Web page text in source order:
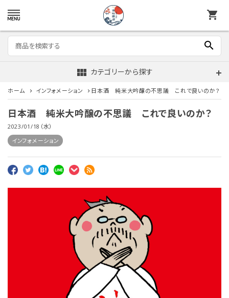
shopping_cart
search
view_module カテゴリーから探す
ホーム インフォメーション 日本酒 純米大吟醸の不思議 これで良いのか？
日本酒 純米大吟醸の不思議 これで良いのか？
2023/01/18（水）
インフォメーション